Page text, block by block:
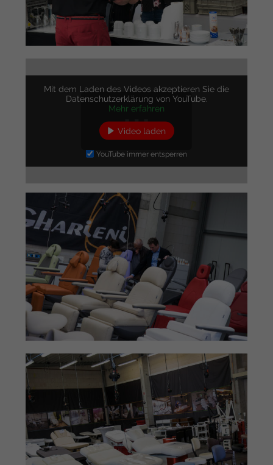
Mit dem Laden des Videos akzeptieren Sie die
Datenschutzerklärung von YouTube.
Mehr erfahren
Video laden
YouTube immer entsperren